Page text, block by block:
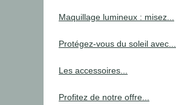
Maquillage lumineux : misez...
Protégez-vous du soleil avec...
Les accessoires...
Profitez de notre offre...